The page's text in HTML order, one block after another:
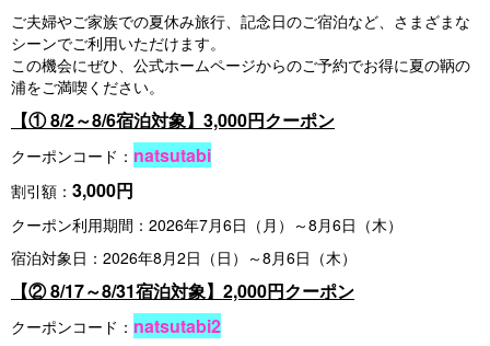
ご夫婦やご家族での夏休み旅行、記念日のご宿泊など、さまざまな
シーンでご利用いただけます。
この機会にぜひ、公式ホームページからのご予約でお得に夏の鞆の
浦をご満喫ください。
【① 8/2～8/6宿泊対象】3,000円クーポン
クーポンコード： natsutabi
割引額： 3,000円
クーポン利用期間：2026年7月6日（月）～8月6日（木）
宿泊対象日：2026年8月2日（日）～8月6日（木）
【② 8/17～8/31宿泊対象】2,000円クーポン
クーポンコード： natsutabi2